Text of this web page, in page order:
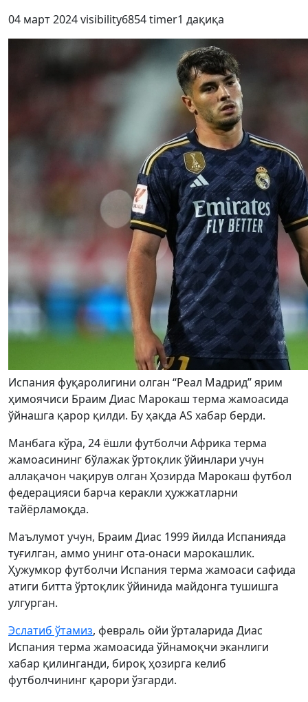
04 март 2024visibility6854timer1 дақиқа
Испания фуқаролигини олган “Реал Мадрид” ярим
ҳимоячиси Браим Диас Марокаш терма жамоасида
ўйнашга қарор қилди. Бу ҳақда AS хабар берди.
Манбага кўра, 24 ёшли футболчи Африка терма
жамоасининг бўлажак ўртоқлик ўйинлари учун
аллақачон чақирув олган Ҳозирда Марокаш футбол
федерацияси барча керакли ҳужжатларни
тайёрламоқда.
Маълумот учун, Браим Диас 1999 йилда Испанияда
туғилган, аммо унинг ота-онаси марокашлик.
Ҳужумкор футболчи Испания терма жамоаси сафида
атиги битта ўртоқлик ўйинида майдонга тушишга
улгурган.
Эслатиб ўтамиз, февраль ойи ўрталарида Диас
Испания терма жамоасида ўйнамоқчи эканлиги
хабар қилинганди, бироқ ҳозирга келиб
футболчининг қарори ўзгарди.